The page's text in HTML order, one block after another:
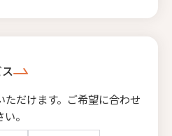
だけます。ご希望に合わせ
。